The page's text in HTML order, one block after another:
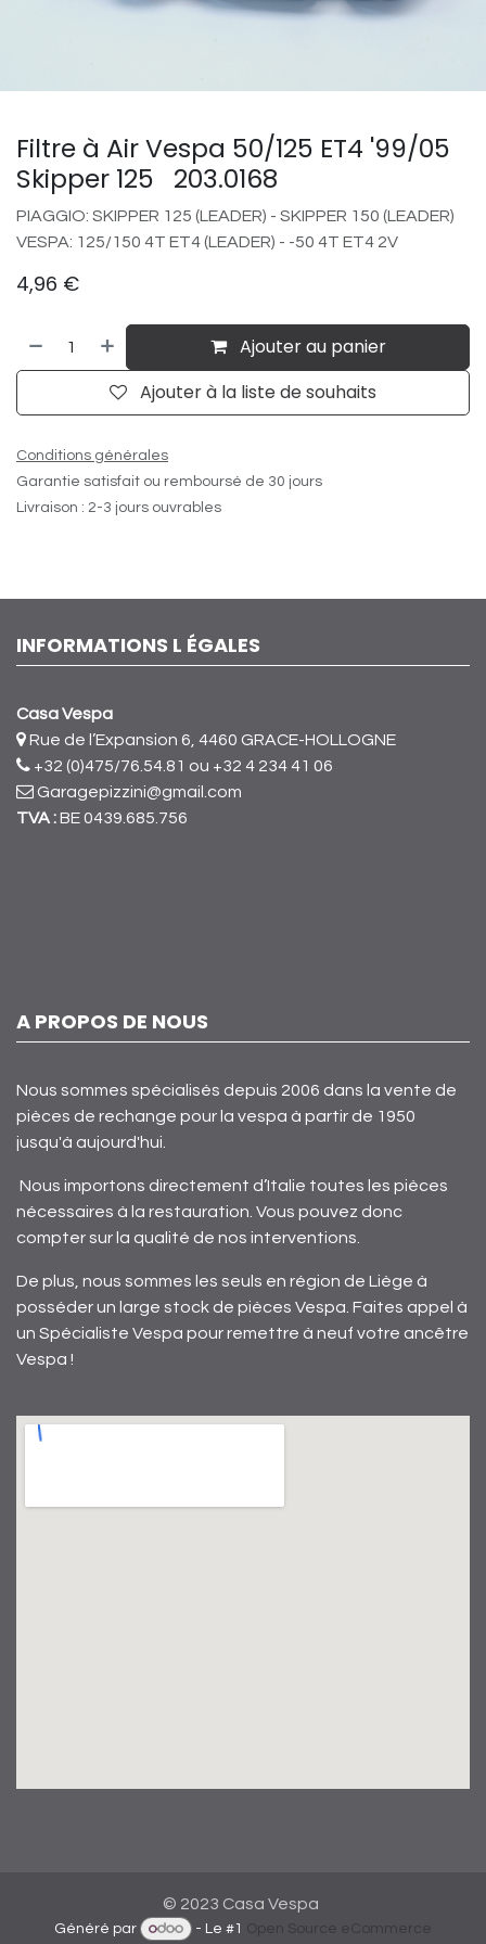
Filtre à Air Vespa 50/125 ET4 '99/05
Skipper 125 203.0168
PIAGGIO: SKIPPER 125 (LEADER) - SKIPPER 150 (LEADER)
VESPA: 125/150 4T ET4 (LEADER) - -50 4T ET4 2V
4,96 €
Ajouter au panier
Ajouter à la liste de souhaits
Conditions générales
Garantie satisfait ou remboursé de 30 jours
Livraison : 2-3 jours ouvrables
INFORMATIONS L ÉGALES
Casa Vespa
Rue de l’Expansion 6, 4460 GRACE-HOLLOGNE
+32 (0)475/76.54.81 ou +32 4 234 41 06
Garagepizzini@gmail.com
TVA :BE 0439.685.756
A PROPOS DE NOUS
Nous sommes spécialisés depuis 2006 dans la vente de
pièces de rechange pour la vespa à partir de 1950
jusqu'à aujourd'hui.
Nous importons directement d’Italie toutes les pièces
nécessaires à la restauration. Vous pouvez donc
compter sur la qualité de nos interventions.
De plus, nous sommes les seuls en région de Liège à
posséder un large stock de pièces Vespa. Faites appel à
un Spécialiste Vespa pour remettre à neuf votre ancêtre
Vespa !
© 2023 Casa Vespa
Généré par - Le #1 Open Source eCommerce